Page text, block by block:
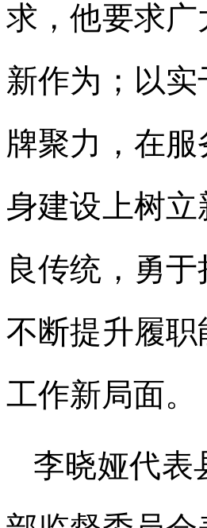
求，他要求
新作为；以
牌聚力，在
身建设上树
良传统，勇
不断提升履
工作新局面。
李晓娅代表